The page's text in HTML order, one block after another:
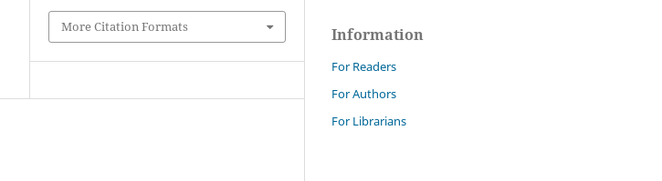
More Citation Formats Information
For Readers
For Authors
For Librarians